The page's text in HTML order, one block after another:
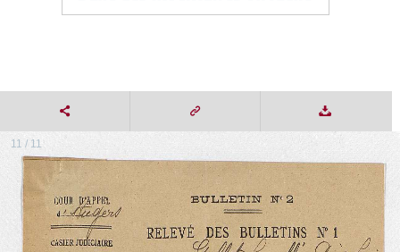
11 / 11